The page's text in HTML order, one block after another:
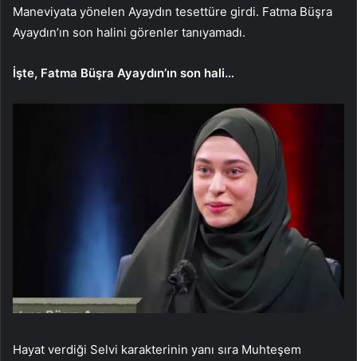
Maneviyata yönelen Ayaydın tesettüre girdi. Fatma Büşra
Ayaydın’ın son halini görenler tanıyamadı.
İşte, Fatma Büşra Ayaydın’ın son hali…
Hayat verdiği Selvi karakterinin yanı sıra Muhteşem